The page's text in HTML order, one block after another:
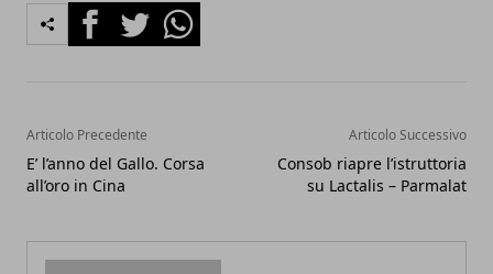
FacebookTwitterWhatsapp
Articolo Precedente
E’ l’anno del Gallo. Corsa
all’oro in Cina
Articolo Successivo
Consob riapre l’istruttoria
su Lactalis – Parmalat